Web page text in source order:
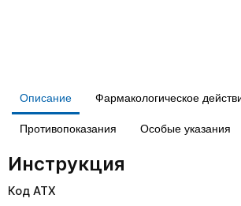
Описание Фармакологическое
Противопоказания Особые указания
Инструкция
Код АТХ